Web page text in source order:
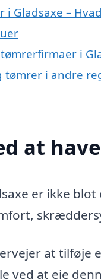
i Gladsaxe –
i
tømrer i andre
at
er ikke
at tilføje
ved at eje